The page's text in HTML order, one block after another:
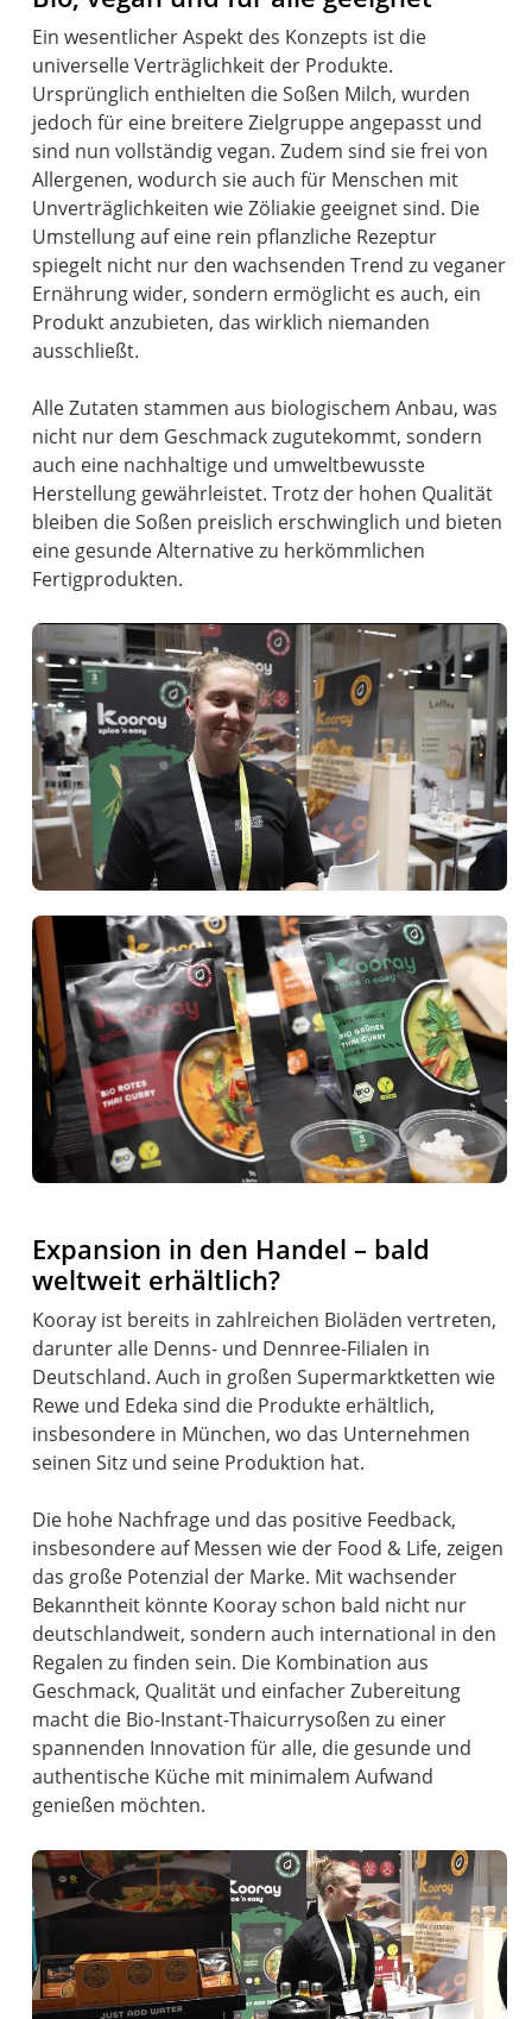
Ein wesentlicher Aspekt des Konzepts ist die
universelle Verträglichkeit der Produkte.
Ursprünglich enthielten die Soßen Milch, wurden
jedoch für eine breitere Zielgruppe angepasst und
sind nun vollständig vegan. Zudem sind sie frei von
Allergenen, wodurch sie auch für Menschen mit
Unverträglichkeiten wie Zöliakie geeignet sind. Die
Umstellung auf eine rein pflanzliche Rezeptur
spiegelt nicht nur den wachsenden Trend zu veganer
Ernährung wider, sondern ermöglicht es auch, ein
Produkt anzubieten, das wirklich niemanden
ausschließt.
Alle Zutaten stammen aus biologischem Anbau, was
nicht nur dem Geschmack zugutekommt, sondern
auch eine nachhaltige und umweltbewusste
Herstellung gewährleistet. Trotz der hohen Qualität
bleiben die Soßen preislich erschwinglich und bieten
eine gesunde Alternative zu herkömmlichen
Fertigprodukten.
Expansion in den Handel – bald
weltweit erhältlich?
Kooray ist bereits in zahlreichen Bioläden vertreten,
darunter alle Denns- und Dennree-Filialen in
Deutschland. Auch in großen Supermarktketten wie
Rewe und Edeka sind die Produkte erhältlich,
insbesondere in München, wo das Unternehmen
seinen Sitz und seine Produktion hat.
Die hohe Nachfrage und das positive Feedback,
insbesondere auf Messen wie der Food & Life, zeigen
das große Potenzial der Marke. Mit wachsender
Bekanntheit könnte Kooray schon bald nicht nur
deutschlandweit, sondern auch international in den
Regalen zu finden sein. Die Kombination aus
Geschmack, Qualität und einfacher Zubereitung
macht die Bio-Instant-Thaicurrysoßen zu einer
spannenden Innovation für alle, die gesunde und
authentische Küche mit minimalem Aufwand
genießen möchten.